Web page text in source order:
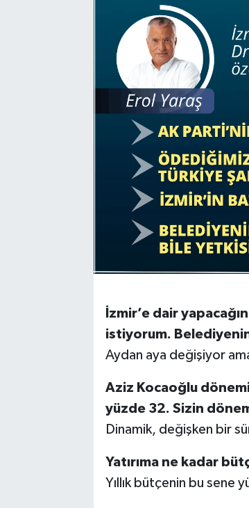
İzmir’e dair
istiyorum.
Aydan aya değişiyor
Aziz Kocaoğlu
yüzde 32. Sizin
Dinamik, değişken bir
Yatırıma ne kadar
Yıllık bütçenin bu sene